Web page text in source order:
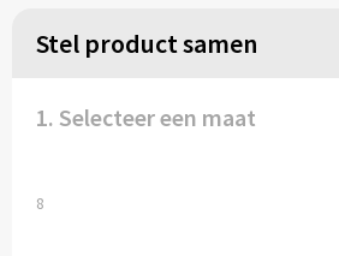
Stel product samen
1. Selecteer een maat
8